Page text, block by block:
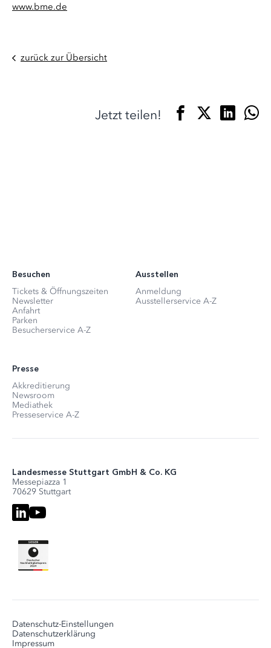
www.bme.de
zurück zur Übersicht
Jetzt teilen!
Besuchen
Tickets & Öffnungszeiten
Newsletter
Anfahrt
Parken
Besucherservice A-Z
Ausstellen
Anmeldung
Ausstellerservice A-Z
Presse
Akkreditierung
Newsroom
Mediathek
Presseservice A-Z
Landesmesse Stuttgart GmbH & Co. KG
Messepiazza 1
70629 Stuttgart
Datenschutz-Einstellungen
Datenschutzerklärung
Impressum